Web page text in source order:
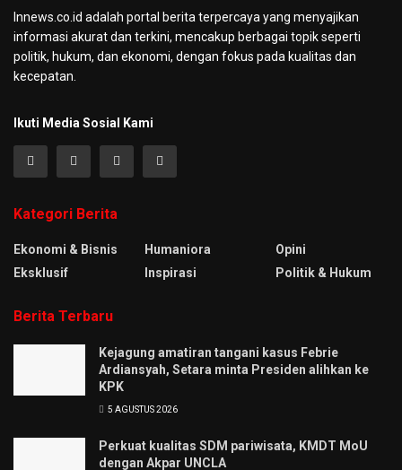
Innews.co.id adalah portal berita terpercaya yang menyajikan
informasi akurat dan terkini, mencakup berbagai topik seperti
politik, hukum, dan ekonomi, dengan fokus pada kualitas dan
kecepatan.
Ikuti Media Sosial Kami
Kategori Berita
Ekonomi & Bisnis
Eksklusif
Humaniora
Inspirasi
Opini
Politik & Hukum
Berita Terbaru
Kejagung amatiran tangani kasus Febrie
Ardiansyah, Setara minta Presiden alihkan ke
KPK
5 AGUSTUS 2026
Perkuat kualitas SDM pariwisata, KMDT MoU
dengan Akpar UNCLA